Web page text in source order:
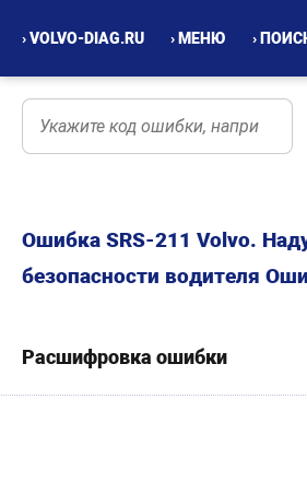
› VOLVO-DIAG.RU › МЕНЮ ›
Ошибка SRS-211 Volvo.
безопасности водителя
Расшифровка ошибки